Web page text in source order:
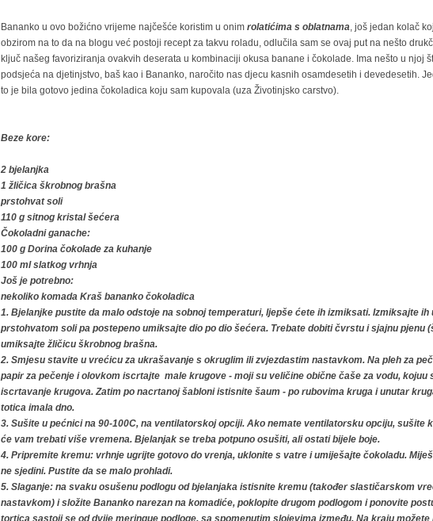
Bananko u ovo božićno vrijeme najčešće koristim u onim rolatićima s oblatnama, još jedan kolač
obzirom na to da na blogu već postoji recept za takvu roladu, odlučila sam se ovaj put na nešto
ključ našeg favoriziranja ovakvih deserata u kombinaciji okusa banane i čokolade. Ima nešto u njoj
podsjeća na djetinjstvo, baš kao i Bananko, naročito nas djecu kasnih osamdesetih i devedesetih.
to je bila gotovo jedina čokoladica koju sam kupovala (uza Životinjsko carstvo).
Beze kore:
2 bjelanjka
1 žličica škrobnog brašna
prstohvat soli
110 g sitnog kristal šećera
Čokoladni ganache:
100 g Dorina čokolade za kuhanje
100 ml slatkog vrhnja
Još je potrebno:
nekoliko komada Kraš bananko čokoladica
1. Bjelanjke pustite da malo odstoje na sobnoj temperaturi, ljepše ćete ih izmiksati. Izmiksajte ih
prstohvatom soli pa postepeno umiksajte dio po dio šećera. Trebate dobiti čvrstu i sjajnu pjenu
umiksajte žličicu škrobnog brašna.
2. Smjesu stavite u vrećicu za ukrašavanje s okruglim ili zvjezdastim nastavkom. Na pleh za
papir za pečenje i olovkom iscrtajte male krugove - moji su veličine obične čaše za vodu, kojuu
iscrtavanje krugova. Zatim po nacrtanoj šabloni istisnite šaum - po rubovima kruga i unutar
totica imala dno.
3. Sušite u pećnici na 90-100C, na ventilatorskoj opciji. Ako nemate ventilatorsku opciju, sušite
će vam trebati više vremena. Bjelanjak se treba potpuno osušiti, ali ostati bijele boje.
4. Pripremite kremu: vrhnje ugrijte gotovo do vrenja, uklonite s vatre i umiješajte čokoladu.
ne sjedini. Pustite da se malo prohladi.
5. Slaganje: na svaku osušenu podlogu od bjelanjaka istisnite kremu (također slastičarskom
nastavkom) i složite Bananko narezan na komadiće, poklopite drugom podlogom i ponovite
tortica sastoji se od dvije meringue podloge, sa spomenutim slojevima između. Na kraju možete